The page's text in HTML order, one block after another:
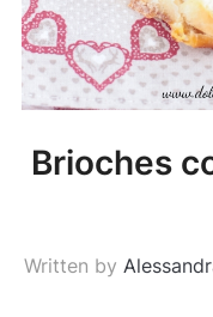
Brioches
Written by